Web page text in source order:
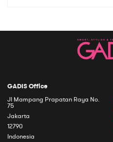
GADIS Office
Jl Mampang Prapatan Raya No.
75
Jakarta
12790
Indonesia